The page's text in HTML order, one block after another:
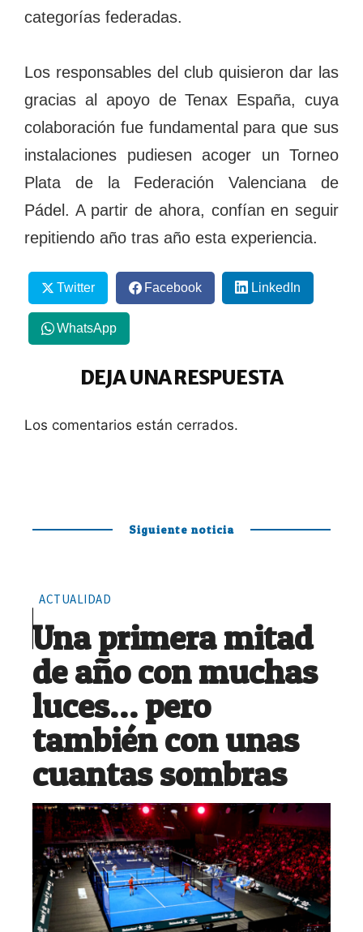
categorías federadas.
Los responsables del club quisieron dar las
gracias al apoyo de Tenax España, cuya
colaboración fue fundamental para que sus
instalaciones pudiesen acoger un Torneo
Plata de la Federación Valenciana de
Pádel. A partir de ahora, confían en seguir
repitiendo año tras año esta experiencia.
Twitter Facebook LinkedIn
WhatsApp
DEJA UNA RESPUESTA
Los comentarios están cerrados.
Siguiente noticia
ACTUALIDAD
Una primera mitad
de año con muchas
luces… pero
también con unas
cuantas sombras